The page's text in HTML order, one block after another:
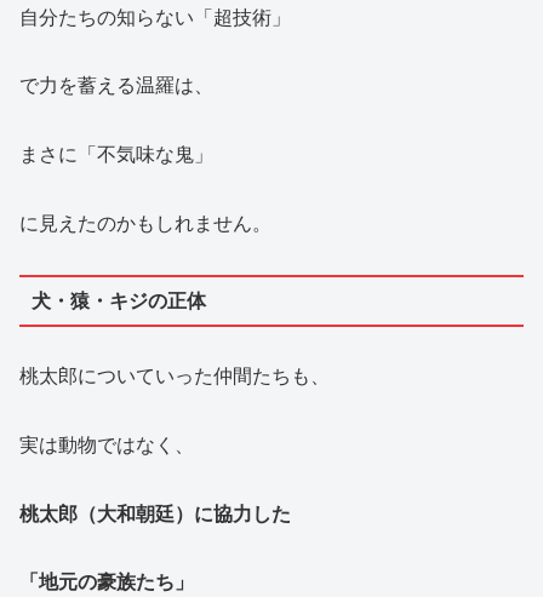
自分たちの知らない「超技術」
で力を蓄える温羅は、
まさに「不気味な鬼」
に見えたのかもしれません。
犬・猿・キジの正体
桃太郎についていった仲間たちも、
実は動物ではなく、
桃太郎（大和朝廷）に協力した
「地元の豪族たち」